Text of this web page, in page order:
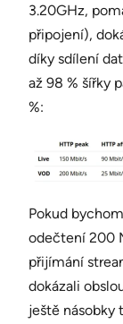
3.20GHz,
připojení),
díky sdílení
až 98 % šířky
%:
Pokud
odečtení 200
přijímání
dokázali
ještě násobky